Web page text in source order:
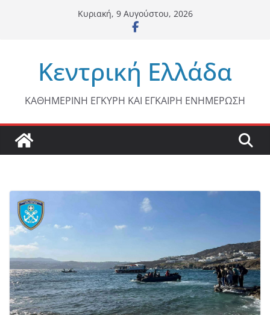
Κυριακή, 9 Αυγούστου, 2026
Κεντρική Ελλάδα
ΚΑΘΗΜΕΡΙΝΗ ΕΓΚΥΡΗ ΚΑΙ ΕΓΚΑΙΡΗ ΕΝΗΜΕΡΩΣΗ